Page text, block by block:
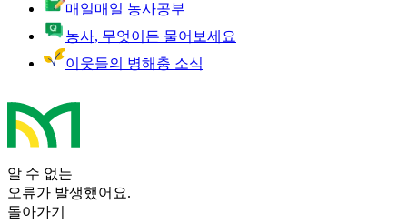
매일매일 농사공부
농사, 무엇이든 물어보세요
이웃들의 병해충 소식
알 수 없는
오류가 발생했어요.
돌아가기